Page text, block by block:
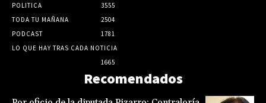
POLITICA
3555
TODA TU MAÑANA
2504
PODCAST
1781
LO QUE HAY TRAS CADA NOTICIA
1665
Recomendados